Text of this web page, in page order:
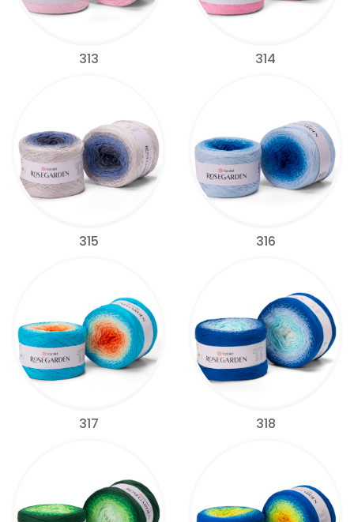
313 314
315 316
317 318